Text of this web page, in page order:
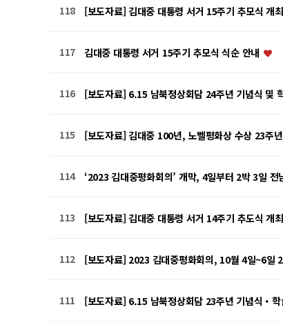
118 [보도자료] 김대중 대통령 서거 15주기 추모식 개최
117 김대중 대통령 서거 15주기 추모식 식순 안내
116 [보도자료] 6.15 남북정상회담 24주년 기념식 및
115 [보도자료] 김대중 100년, 노벨평화상 수상 23주
114 ‘2023 김대중평화회의’ 개막, 4일부터 2박 3일
113 [보도자료] 김대중 대통령 서거 14주기 추도식 개최
112 [보도자료] 2023 김대중평화회의, 10월 4일~6일
111 [보도자료] 6.15 남북정상회담 23주년 기념식・